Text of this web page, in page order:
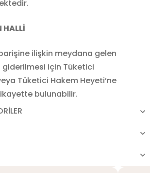
HALLİ
ilişkin meydana gelen
giderilmesi için Tüketici
Tüketici Hakem Heyeti’ne
bulunabilir.